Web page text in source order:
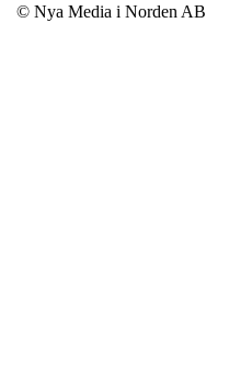
© Nya Media i Norden AB